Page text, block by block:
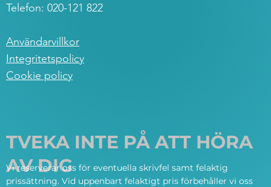
Telefon: 020-121 822
Användarvillkor
Integritetspolicy
Cookie policy
TVEKA INTE PÅ ATT HÖRA
AV DIG
Vi reserverar oss för eventuella skrivfel samt felaktig
prissättning. Vid uppenbart felaktigt pris förbehåller vi oss